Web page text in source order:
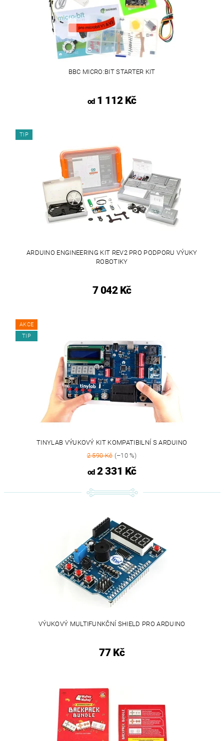
BBC MICRO:BIT STARTER KIT
od1 112 Kč
TIP
ARDUINO ENGINEERING KIT REV2 PRO PODPORU VÝUKY
ROBOTIKY
7 042 Kč
AKCE
TIP
TINYLAB VÝUKOVÝ KIT KOMPATIBILNÍ S ARDUINO
2 590 Kč(–10 %)
od2 331 Kč
VÝUKOVÝ MULTIFUNKČNÍ SHIELD PRO ARDUINO
77 Kč